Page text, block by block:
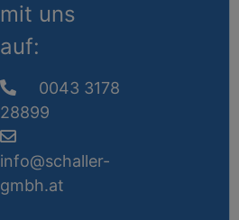
mit uns
auf:
0043 3178
28899
info@schaller-
gmbh.at